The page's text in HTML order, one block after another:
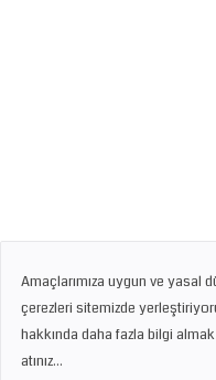
Amaçlarımıza uygun ve yasal
çerezleri sitemizde
hakkında daha fazla bilgi
atınız...